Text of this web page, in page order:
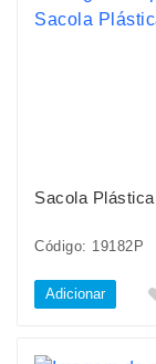
Sacola Plástica
Código: 19182P
Adicionar